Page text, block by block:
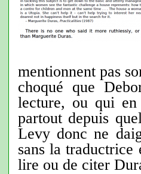
mentionnent pas
choqué que
lecture, ou qui
partout depuis
Levy donc ne
sans la
lire ou de citer